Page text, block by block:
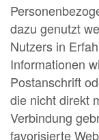
dazu genutzt
Nutzers in
Informationen
Postanschrift
die nicht direkt
Verbindung
favorisierte